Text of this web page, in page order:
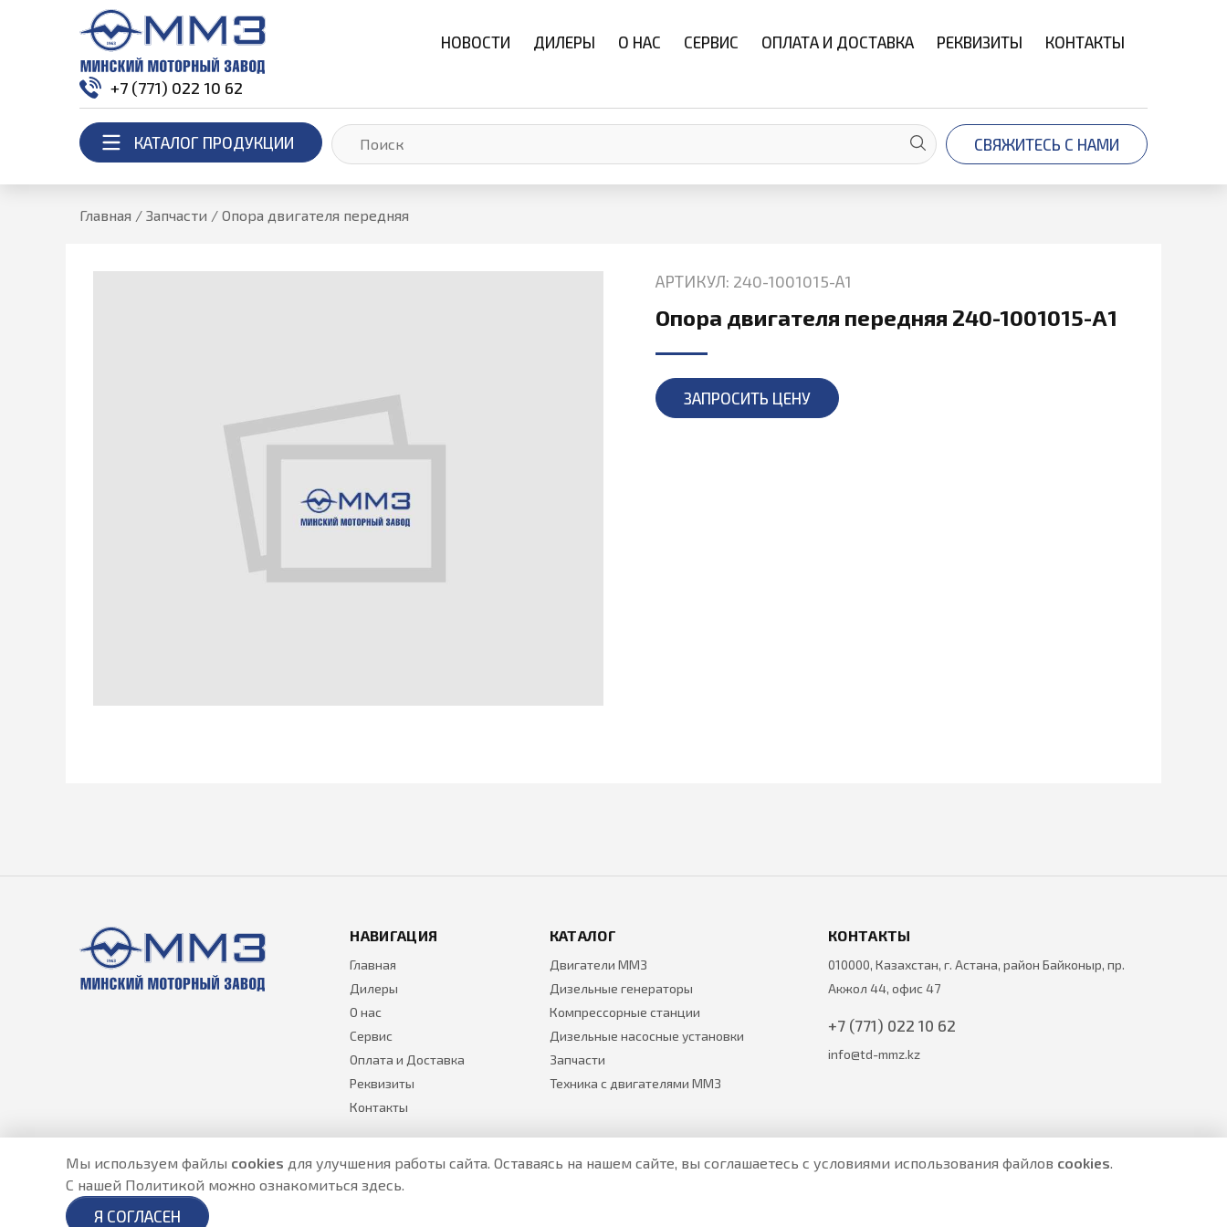
НОВОСТИ ДИЛЕРЫ О НАС СЕРВИС ОПЛАТА И ДОСТАВКА РЕКВИЗИТЫ КОНТАКТЫ
+7 (771) 022 10 62
КАТАЛОГ ПРОДУКЦИИ СВЯЖИТЕСЬ С НАМИ
Главная / Запчасти / Опора двигателя передняя
АРТИКУЛ: 240-1001015-А1
Опора двигателя передняя 240-1001015-А1
ЗАПРОСИТЬ ЦЕНУ
НАВИГАЦИЯ
Главная
Дилеры
О нас
Сервис
Оплата и Доставка
Реквизиты
Контакты
КАТАЛОГ
Двигатели ММЗ
Дизельные генераторы
Компрессорные станции
Дизельные насосные установки
Запчасти
Техника с двигателями ММЗ
КОНТАКТЫ
010000, Казахстан, г. Астана, район Байконыр, пр.
Акжол 44, офис 47
+7 (771) 022 10 62
info@td-mmz.kz
Разработано в
Мы используем файлы cookies для улучшения работы сайта. Оставаясь на нашем сайте, вы соглашаетесь с условиями использования файлов cookies.
С нашей Политикой можно ознакомиться здесь.
Я СОГЛАСЕН